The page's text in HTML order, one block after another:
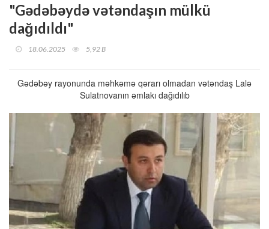
"Gədəbəydə vətəndaşın mülkü
dağıdıldı"
18.06.2025 5,92 B
Gədəbəy rayonunda məhkəmə qərarı olmadan vətəndaş Lalə
Sulatnovanın əmlakı dağıdılıb